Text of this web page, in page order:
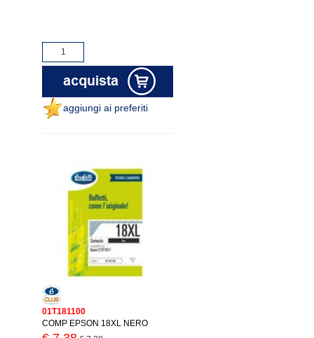
aggiungi ai preferiti
01T181100
COMP EPSON 18XL NERO